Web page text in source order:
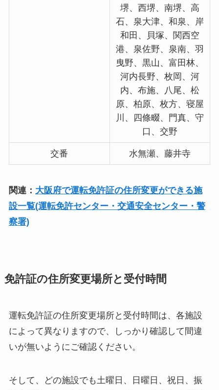
堺、西堺、南堺、高
石、泉大津、和泉、岸
和田、貝塚、関西空
港、泉佐野、泉南、羽
曳野、黒山、富田林、
河内長野、枚岡、河
内、布施、八尾、松
原、柏原、枚方、寝屋
川、四條畷、門真、守
口、交野
交番 水無瀬、藤井寺
関連： 大阪府で運転免許証の住所変更ができる施
設一覧(運転免許センター・交通安全センター・警
察署)
免許証の住所変更場所と受付時間
運転免許証の住所変更場所と受付時間は、各施設
によって異なりますので、しっかり確認して間違
いが無いようにご確認ください。
そして、どの施設でも土曜日、日曜日、祝日、振